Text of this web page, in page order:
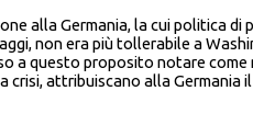
alla Germania, la cui politica di
non era più tollerabile a
a questo proposito notare
crisi, attribuiscano alla Germania